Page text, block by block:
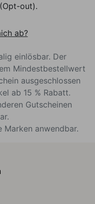
out).
ab?
einlösbar. Der
Mindestbestellwert
ausgeschlossen
ab 15 % Rabatt.
Gutscheinen
anwendbar.